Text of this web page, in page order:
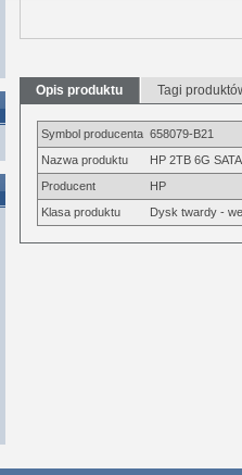
Opis produktu Tagi
Symbol producenta 658079-B21
Nazwa produktu
HP 2TB 6G
Producent
HP
Klasa produktu
Dysk twardy -